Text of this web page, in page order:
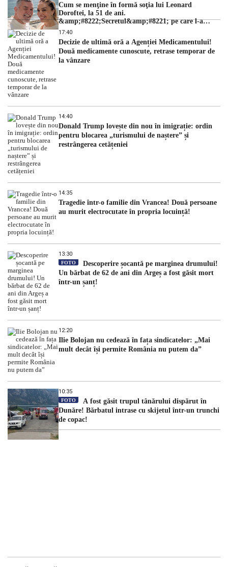
Cum se menţine în formă soţia lui Leonard
Doroftei, la 51 de ani.
&amp;#8222;Secretul&amp;#8221; pe care l-a
dezvăluit
17:40
Decizie de ultimă oră a Agenției Medicamentului!
Două medicamente cunoscute, retrase temporar de
la vânzare
14:40
Donald Trump lovește din nou în imigrație: ordin
pentru blocarea „turismului de naștere” și
restrângerea cetățeniei
14:35
Tragedie într-o familie din Vrancea! Două persoane
au murit electrocutate în propria locuință!
13:30
FOTO
Descoperire șocantă pe marginea drumului!
Un bărbat de 62 de ani din Argeș a fost găsit mort
într-un șanț!
12:20
Ilie Bolojan nu cedează în fața sindicatelor: „Mai
mult decât își permite România nu putem da”
10:35
FOTO
A fost găsit trupul tânărului dispărut în
Dunăre! Bărbatul intrase cu skijetul într-un trunchi
de copac!